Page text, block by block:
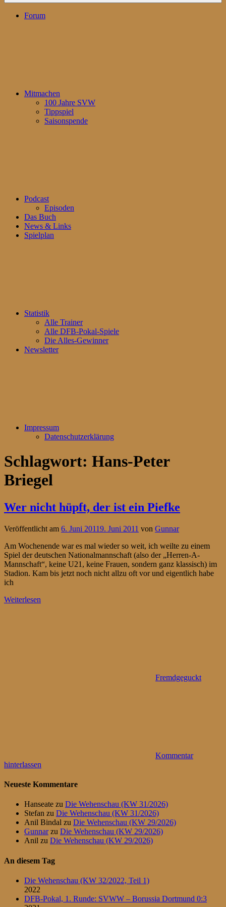
Forum
Mitmachen
100 Jahre SVW
Tippspiel
Saisonspende
Podcast
Episoden
Das Buch
News & Links
Spielplan
Statistik
Alle Trainer
Alle DFB-Pokal-Spiele
Die Alles-Gewinner
Newsletter
Impressum
Datenschutzerklärung
Schlagwort: Hans-Peter
Briegel
Wer nicht hüpft, der ist ein Piefke
Veröffentlicht am 6. Juni 20119. Juni 2011 von Gunnar
Am Wochenende war es mal wieder so weit, ich weilte zu einem
Spiel der deutschen Nationalmannschaft (also der „Herren-A-
Mannschaft“, keine U21, keine Frauen, sondern ganz klassisch) im
Stadion. Kam bis jetzt noch nicht allzu oft vor und eigentlich habe
ich
Weiterlesen
Fremdgeguckt
Kommentar
hinterlassen
Neueste Kommentare
Hanseate zu Die Wehenschau (KW 31/2026)
Stefan zu Die Wehenschau (KW 31/2026)
Anil Bindal zu Die Wehenschau (KW 29/2026)
Gunnarzu Die Wehenschau (KW 29/2026)
Anil zu Die Wehenschau (KW 29/2026)
An diesem Tag
Die Wehenschau (KW 32/2022, Teil 1)
2022
DFB-Pokal, 1. Runde: SVWW – Borussia Dortmund 0:3